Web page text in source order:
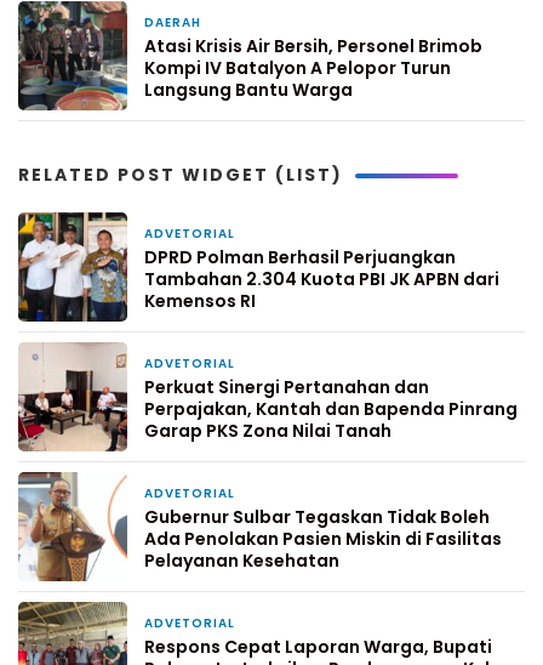
DAERAH
Atasi Krisis Air Bersih, Personel Brimob
Kompi IV Batalyon A Pelopor Turun
Langsung Bantu Warga
RELATED POST WIDGET (LIST)
ADVETORIAL
DPRD Polman Berhasil Perjuangkan
Tambahan 2.304 Kuota PBI JK APBN dari
Kemensos RI
ADVETORIAL
Perkuat Sinergi Pertanahan dan
Perpajakan, Kantah dan Bapenda Pinrang
Garap PKS Zona Nilai Tanah
ADVETORIAL
Gubernur Sulbar Tegaskan Tidak Boleh
Ada Penolakan Pasien Miskin di Fasilitas
Pelayanan Kesehatan
ADVETORIAL
Respons Cepat Laporan Warga, Bupati